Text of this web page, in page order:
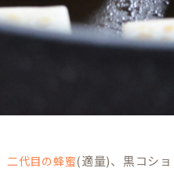
二代目の蜂蜜(適量)、黒コシ